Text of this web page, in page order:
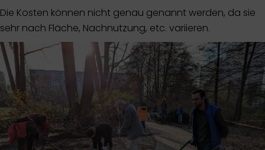
Die Kosten können nicht genau genannt werden, da sie
sehr nach Fläche, Nachnutzung, etc. variieren.